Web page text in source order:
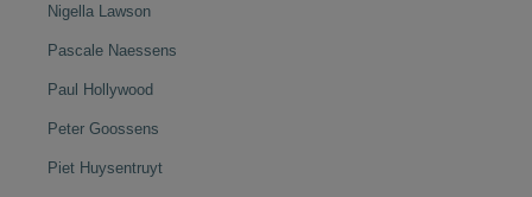
Nigella Lawson
Pascale Naessens
Paul Hollywood
Peter Goossens
Piet Huysentruyt